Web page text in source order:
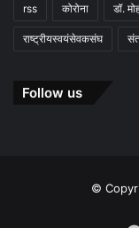
rss कोरोना डॉ.
राष्ट्रीयस्वयंसेवकसंघ
Follow us
©